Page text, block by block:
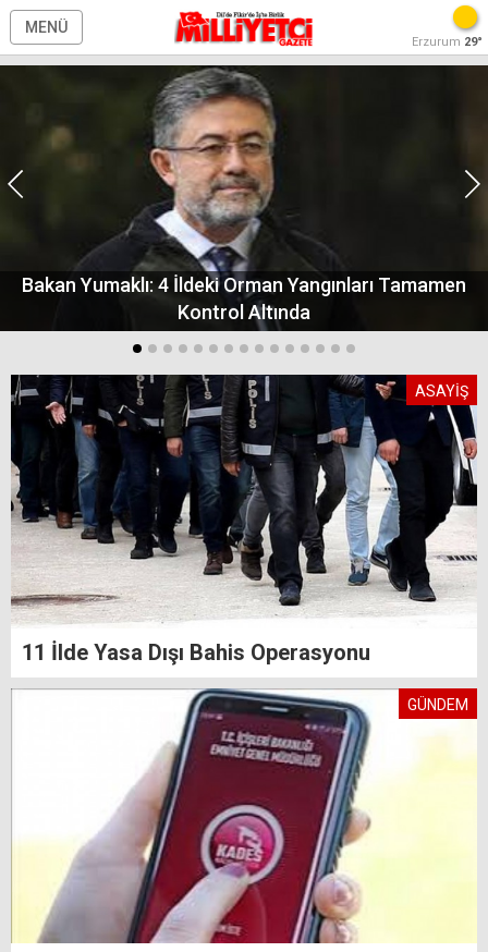
MENÜ
Erzurum 29°
Bakan Yumaklı: 4 İldeki Orman Yangınları Tamamen
Kontrol Altında
ASAYİŞ
11 İlde Yasa Dışı Bahis Operasyonu
GÜNDEM